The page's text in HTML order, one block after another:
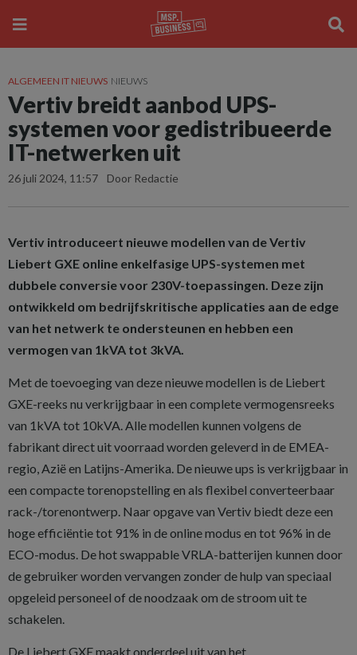
ALGEMEEN IT NIEUWS NIEUWS
Vertiv breidt aanbod UPS-
systemen voor gedistribueerde
IT-netwerken uit
26 juli 2024, 11:57 Door Redactie
Vertiv introduceert nieuwe modellen van de Vertiv
Liebert GXE online enkelfasige UPS-systemen met
dubbele conversie voor 230V-toepassingen. Deze zijn
ontwikkeld om bedrijfskritische applicaties aan de edge
van het netwerk te ondersteunen en hebben een
vermogen van 1kVA tot 3kVA.
Met de toevoeging van deze nieuwe modellen is de Liebert
GXE-reeks nu verkrijgbaar in een complete vermogensreeks
van 1kVA tot 10kVA. Alle modellen kunnen volgens de
fabrikant direct uit voorraad worden geleverd in de EMEA-
regio, Azië en Latijns-Amerika. De nieuwe ups is verkrijgbaar in
een compacte torenopstelling en als flexibel converteerbaar
rack-/torenontwerp. Naar opgave van Vertiv biedt deze een
hoge efficiëntie tot 91% in de online modus en tot 96% in de
ECO-modus. De hot swappable VRLA-batterijen kunnen door
de gebruiker worden vervangen zonder de hulp van speciaal
opgeleid personeel of de noodzaak om de stroom uit te
schakelen.
De Liebert GXE maakt onderdeel uit van het